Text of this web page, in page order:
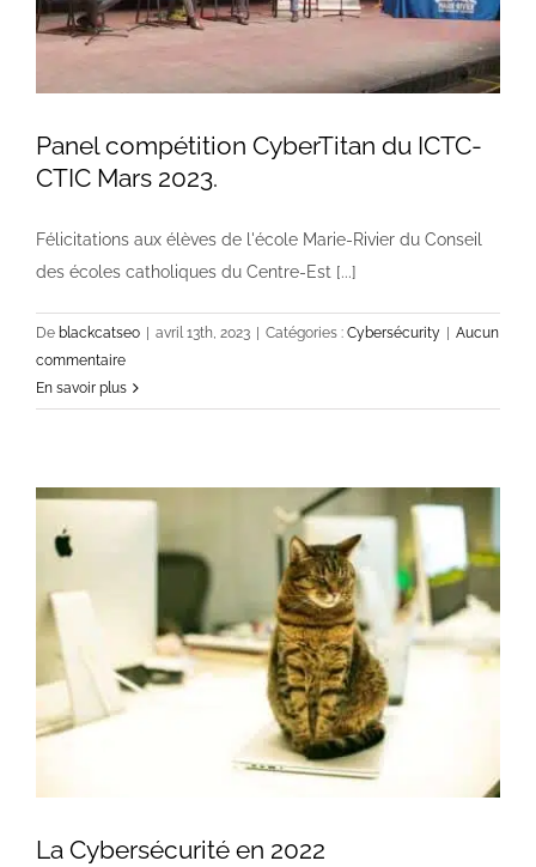
Panel compétition CyberTitan du ICTC-
CTIC Mars 2023.
Félicitations aux élèves de l'école Marie-Rivier du Conseil
des écoles catholiques du Centre-Est [...]
De blackcatseo avril 13th, 2023 Catégories : Cybersécurity
Aucun
commentaire
En savoir plus
La Cybersécurité en 2022